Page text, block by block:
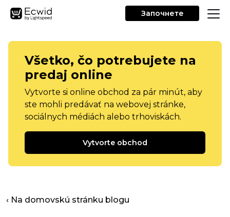
Започнете
Všetko, čo potrebujete na
predaj online
Vytvorte si online obchod za pár minút, aby
ste mohli predávať na webovej stránke,
sociálnych médiách alebo trhoviskách.
Vytvorte obchod
‹ Na domovskú stránku blogu